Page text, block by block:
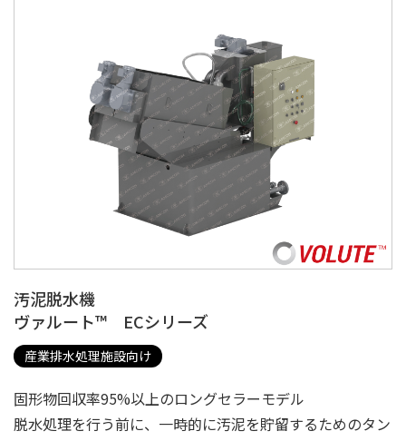
汚泥脱水機
ヴァルート™ ECシリーズ
産業排水処理施設向け
固形物回収率95%以上のロングセラーモデル
脱水処理を行う前に、一時的に汚泥を貯留するためのタン